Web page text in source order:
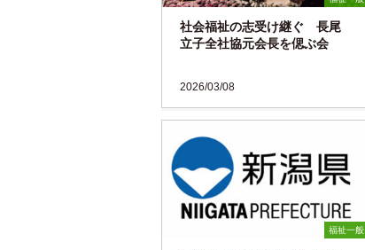
社会福祉の志受け継ぐ 長尾
立子全社協元会長を偲ぶ会
2026/03/08
福祉一般